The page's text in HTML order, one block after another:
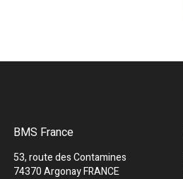
BMS France
53, route des Contamines
74370 Argonay FRANCE